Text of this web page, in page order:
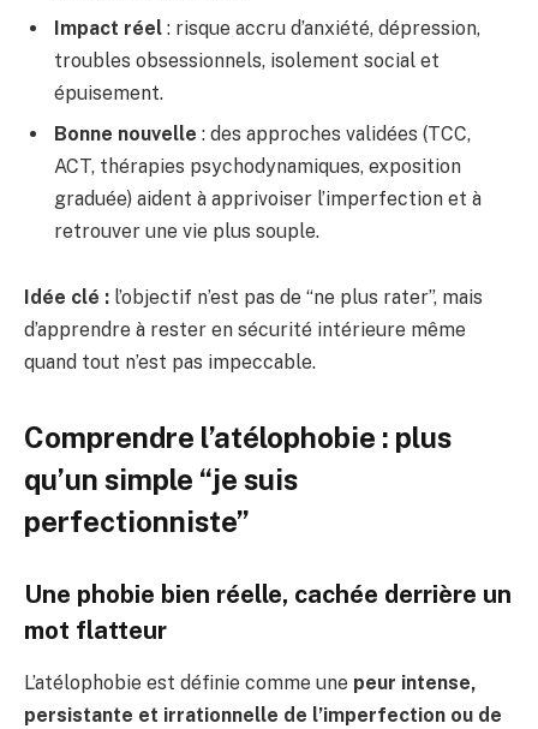
Impact réel : risque accru d’anxiété, dépression,
troubles obsessionnels, isolement social et
épuisement.
Bonne nouvelle : des approches validées (TCC,
ACT, thérapies psychodynamiques, exposition
graduée) aident à apprivoiser l’imperfection et à
retrouver une vie plus souple.
Idée clé : l’objectif n’est pas de “ne plus rater”, mais
d’apprendre à rester en sécurité intérieure même
quand tout n’est pas impeccable.
Comprendre l’atélophobie : plus
qu’un simple “je suis
perfectionniste”
Une phobie bien réelle, cachée derrière un
mot flatteur
L’atélophobie est définie comme une peur intense,
persistante et irrationnelle de l’imperfection ou de